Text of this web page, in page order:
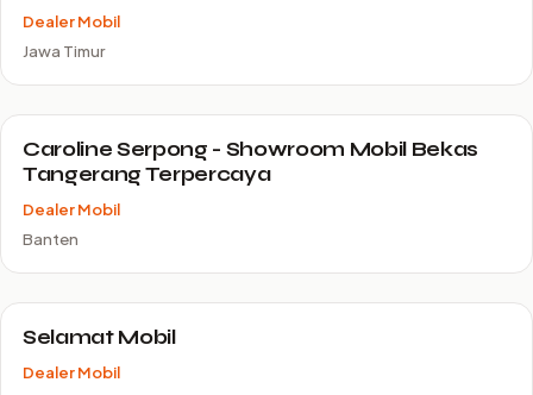
Dealer Mobil
Jawa Timur
Caroline Serpong - Showroom Mobil Bekas
Tangerang Terpercaya
Dealer Mobil
Banten
Selamat Mobil
Dealer Mobil